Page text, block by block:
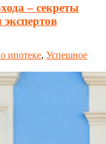
– секреты
ипотеке, Успешное